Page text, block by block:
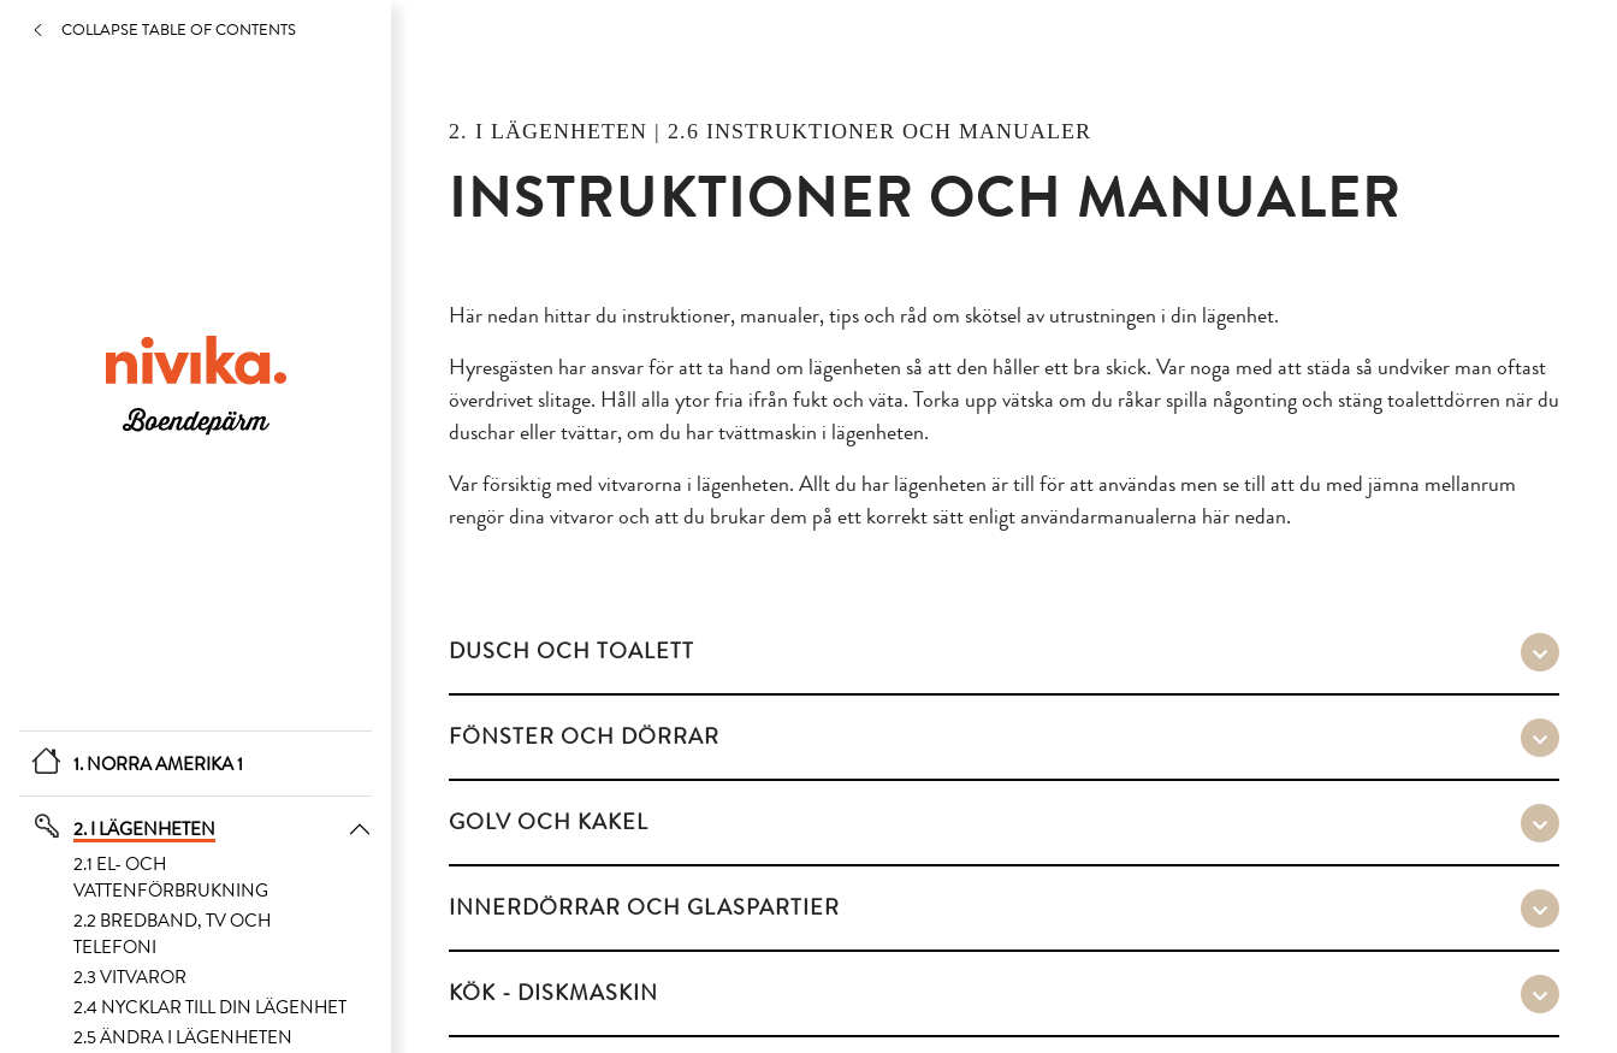
COLLAPSE TABLE OF CONTENTS
1. NORRA AMERIKA 1
2. I LÄGENHETEN
2.1 EL- OCH
VATTENFÖRBRUKNING
2.2 BREDBAND, TV OCH
TELEFONI
2.3 VITVAROR
2.4 NYCKLAR TILL DIN LÄGENHET
2.5 ÄNDRA I LÄGENHETEN
2. I LÄGENHETEN | 2.6 INSTRUKTIONER OCH MANUALER
INSTRUKTIONER OCH MANUALER
Här nedan hittar du instruktioner, manualer, tips och råd om skötsel av utrustningen i din lägenhet.
Hyresgästen har ansvar för att ta hand om lägenheten så att den håller ett bra skick. Var noga med att städa så undviker man oftast
överdrivet slitage. Håll alla ytor fria ifrån fukt och väta. Torka upp vätska om du råkar spilla någonting och stäng toalettdörren när du
duschar eller tvättar, om du har tvättmaskin i lägenheten.
Var försiktig med vitvarorna i lägenheten. Allt du har lägenheten är till för att användas men se till att du med jämna mellanrum
rengör dina vitvaror och att du brukar dem på ett korrekt sätt enligt användarmanualerna här nedan.
DUSCH OCH TOALETT
FÖNSTER OCH DÖRRAR
GOLV OCH KAKEL
INNERDÖRRAR OCH GLASPARTIER
KÖK - DISKMASKIN